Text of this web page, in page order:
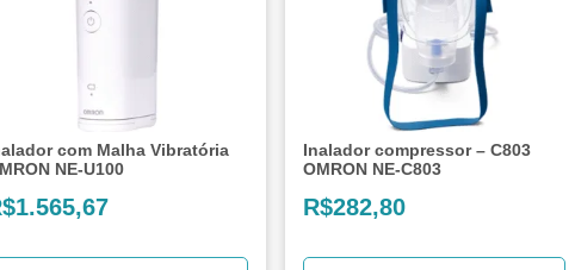
com Malha Vibratória
NE-U100
1.565,67
Inalador compressor – C803
OMRON NE-C803
R$282,80